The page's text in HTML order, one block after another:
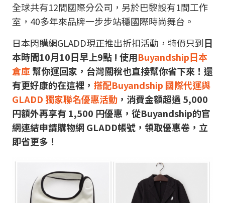
全球共有12間國際分公司，另於巴黎設有1間工作
室，40多年來品牌一步步站穩國際時尚舞台。
日本閃購網GLADD現正推出折扣活動，特價只到日
本時間10月10日早上9點 ! 使用Buyandship日本
倉庫幫你運回家，台灣關稅也直接幫你省下來！還
有更好康的在這裡， 搭配Buyandship 國際代運與
GLADD 獨家聯名優惠活動 ，消費金額超過 5,000
円額外再享有 1,500 円優惠，從Buyandship的官
網連結申請購物網 GLADD帳號，領取優惠卷，立
即省更多！